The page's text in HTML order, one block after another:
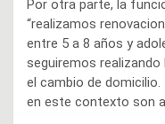
Por otra parte, la
“realizamos
entre 5 a 8 años y
seguiremos
el cambio de
en este contexto son